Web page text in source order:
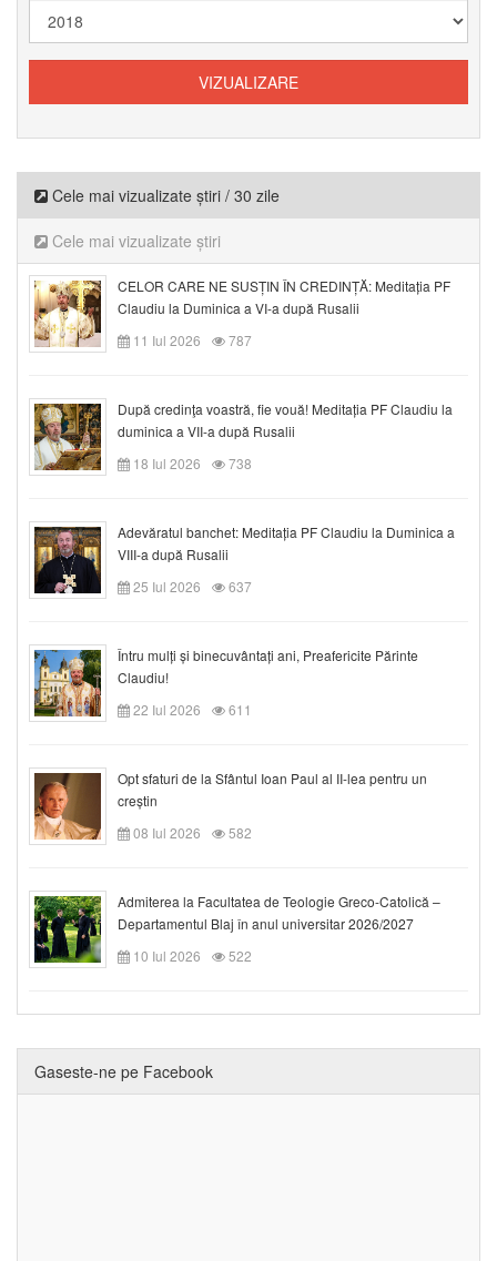
Cele mai vizualizate știri / 30 zile
Cele mai vizualizate știri
CELOR CARE NE SUSȚIN ÎN CREDINȚĂ: Meditația PF
Claudiu la Duminica a VI-a după Rusalii
11 Iul 2026
787
După credinţa voastră, fie vouă! Meditația PF Claudiu la
duminica a VII-a după Rusalii
18 Iul 2026
738
Adevăratul banchet: Meditația PF Claudiu la Duminica a
VIII-a după Rusalii
25 Iul 2026
637
Întru mulți și binecuvântați ani, Preafericite Părinte
Claudiu!
22 Iul 2026
611
Opt sfaturi de la Sfântul Ioan Paul al II-lea pentru un
creștin
08 Iul 2026
582
Admiterea la Facultatea de Teologie Greco-Catolică –
Departamentul Blaj în anul universitar 2026/2027
10 Iul 2026
522
Gaseste-ne pe Facebook